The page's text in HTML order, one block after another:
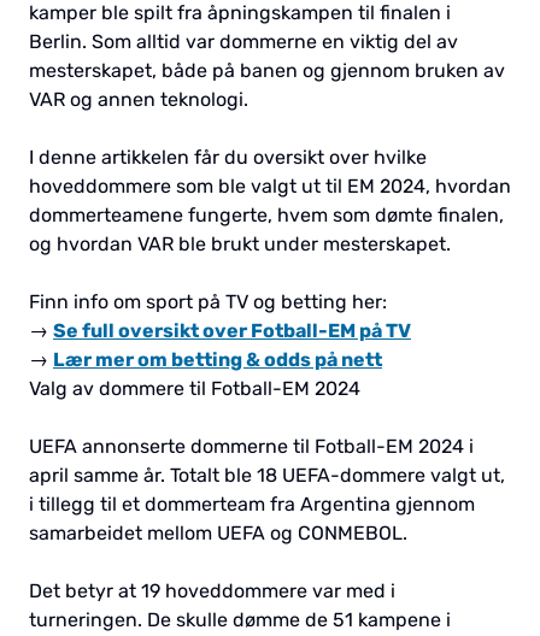
kamper ble spilt fra åpningskampen til finalen i
Berlin. Som alltid var dommerne en viktig del av
mesterskapet, både på banen og gjennom bruken av
VAR og annen teknologi.
I denne artikkelen får du oversikt over hvilke
hoveddommere som ble valgt ut til EM 2024, hvordan
dommerteamene fungerte, hvem som dømte finalen,
og hvordan VAR ble brukt under mesterskapet.
Finn info om sport på TV og betting her:
→ Se full oversikt over Fotball-EM på TV
→ Lær mer om betting & odds på nett
Valg av dommere til Fotball-EM 2024
UEFA annonserte dommerne til Fotball-EM 2024 i
april samme år. Totalt ble 18 UEFA-dommere valgt ut,
i tillegg til et dommerteam fra Argentina gjennom
samarbeidet mellom UEFA og CONMEBOL.
Det betyr at 19 hoveddommere var med i
turneringen. De skulle dømme de 51 kampene i